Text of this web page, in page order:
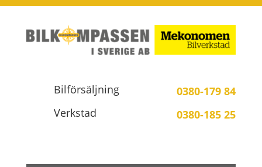
Bilförsäljning
0380-179 84
Verkstad
0380-185 25